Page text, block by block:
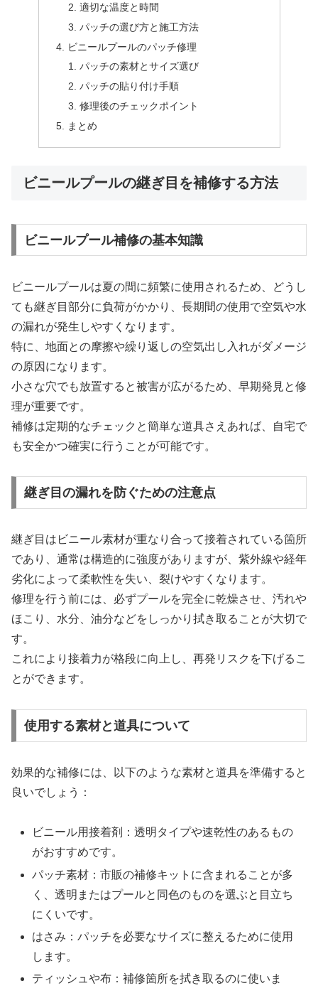
適切な温度と時間
パッチの選び方と施工方法
ビニールプールのパッチ修理
パッチの素材とサイズ選び
パッチの貼り付け手順
修理後のチェックポイント
まとめ
ビニールプールの継ぎ目を補修する方法
ビニールプール補修の基本知識
ビニールプールは夏の間に頻繁に使用されるため、どうし
ても継ぎ目部分に負荷がかかり、長期間の使用で空気や水
の漏れが発生しやすくなります。
特に、地面との摩擦や繰り返しの空気出し入れがダメージ
の原因になります。
小さな穴でも放置すると被害が広がるため、早期発見と修
理が重要です。
補修は定期的なチェックと簡単な道具さえあれば、自宅で
も安全かつ確実に行うことが可能です。
継ぎ目の漏れを防ぐための注意点
継ぎ目はビニール素材が重なり合って接着されている箇所
であり、通常は構造的に強度がありますが、紫外線や経年
劣化によって柔軟性を失い、裂けやすくなります。
修理を行う前には、必ずプールを完全に乾燥させ、汚れや
ほこり、水分、油分などをしっかり拭き取ることが大切で
す。
これにより接着力が格段に向上し、再発リスクを下げるこ
とができます。
使用する素材と道具について
効果的な補修には、以下のような素材と道具を準備すると
良いでしょう：
ビニール用接着剤：透明タイプや速乾性のあるもの
がおすすめです。
パッチ素材：市販の補修キットに含まれることが多
く、透明またはプールと同色のものを選ぶと目立ち
にくいです。
はさみ：パッチを必要なサイズに整えるために使用
します。
ティッシュや布：補修箇所を拭き取るのに使いま